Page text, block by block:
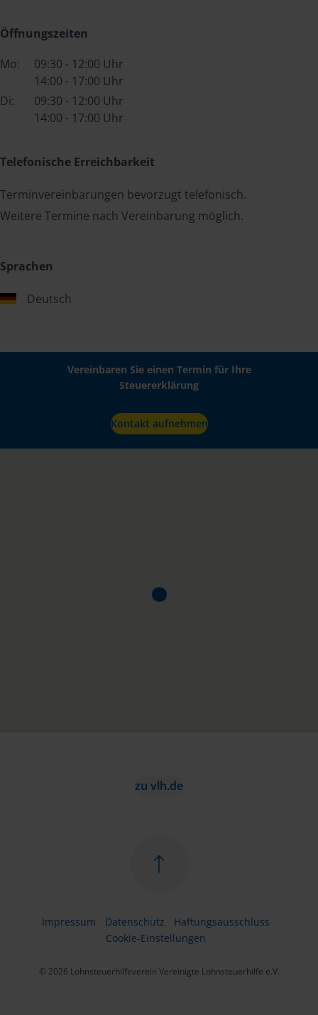
Öffnungszeiten
Mo:
09:30 - 12:00 Uhr
14:00 - 17:00 Uhr
Di:
09:30 - 12:00 Uhr
14:00 - 17:00 Uhr
Telefonische Erreichbarkeit
Terminvereinbarungen bevorzugt telefonisch.
Weitere Termine nach Vereinbarung möglich.
Sprachen
Deutsch
Vereinbaren Sie einen Termin für Ihre
Steuererklärung
Kontakt aufnehmen
zu vlh.de
Impressum Datenschutz
Haftungsausschluss
Cookie-Einstellungen
© 2026 Lohnsteuerhilfeverein Vereinigte Lohnsteuerhilfe e.V.